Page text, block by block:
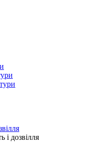
і дозвілля